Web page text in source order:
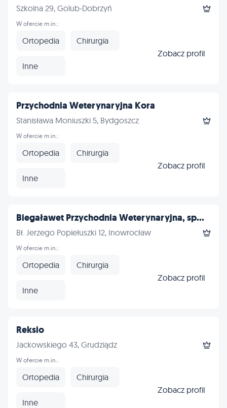
Szkolna 29, Golub-Dobrzyń
W ofercie m.in.:
Ortopedia Chirurgia
Inne
Zobacz profil
Przychodnia Weterynaryjna Kora
Stanisława Moniuszki 5, Bydgoszcz
W ofercie m.in.:
Ortopedia Chirurgia
Inne
Zobacz profil
Biegaławet Przychodnia Weterynaryjna, sp...
Bł. Jerzego Popiełuszki 12, Inowrocław
W ofercie m.in.:
Ortopedia Chirurgia
Inne
Zobacz profil
Reksio
Jackowskiego 43, Grudziądz
W ofercie m.in.:
Ortopedia Chirurgia
Inne
Zobacz profil